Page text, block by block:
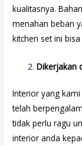
kualitasnya.
menahan beban
kitchen set ini
Dikerjakan
Interior yang
telah
tidak perlu ragu
interior anda